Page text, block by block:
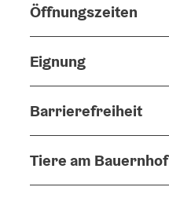
Öffnungszeiten
Eignung
Barrierefreiheit
Tiere am Bauernhof